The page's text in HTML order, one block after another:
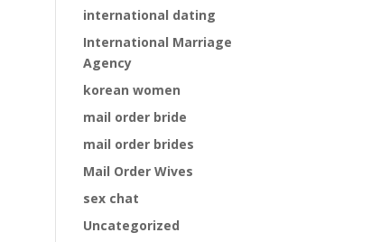
international dating
International Marriage
Agency
korean women
mail order bride
mail order brides
Mail Order Wives
sex chat
Uncategorized